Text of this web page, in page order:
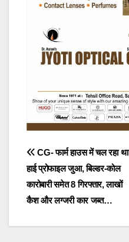
Post
navigation
CG- फार्म हाउस में चल रहा था
हाई प्रोफाइल जुआ, बिल्डर-कोल
कारोबारी समेत 8 गिरफ्तार, लाखों
कैश और लग्जरी कार जब्त…